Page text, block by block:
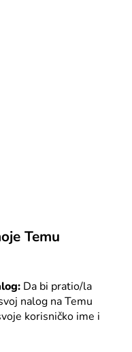
Temu
Da bi pratio/la
nalog na Temu
korisničko ime i